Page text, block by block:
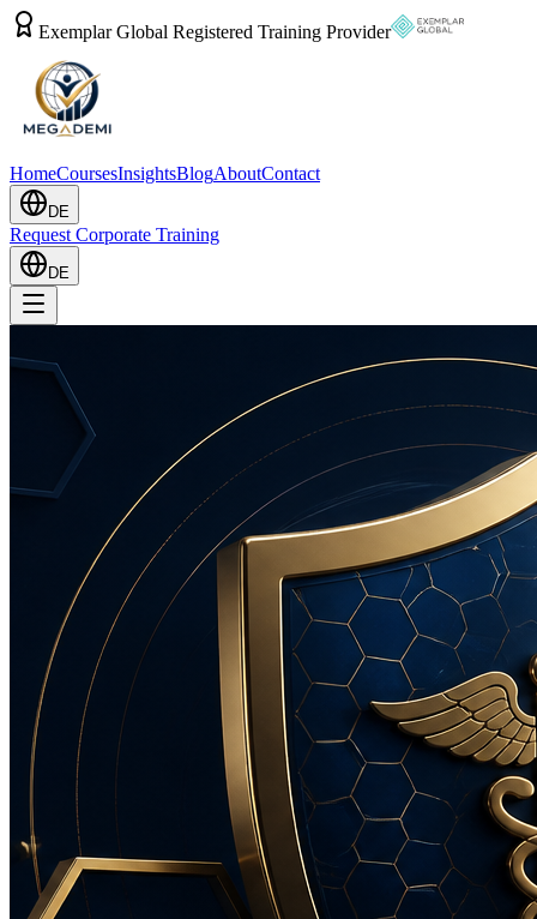
Exemplar Global Registered Training Provider
HomeCoursesInsightsBlogAboutContact
DE
Request Corporate Training
DE